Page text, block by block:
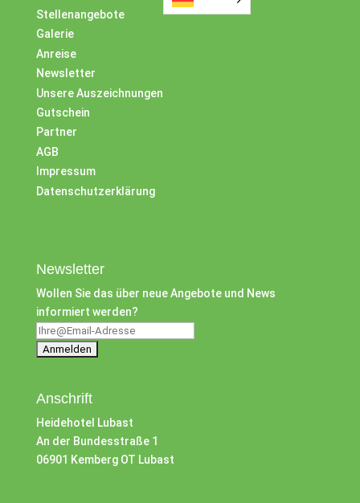
Stellenangebote
Galerie
Anreise
Newsletter
Unsere Auszeichnungen
Gutschein
Partner
AGB
Impressum
Datenschutzerklärung
Newsletter
Wollen Sie das über neue Angebote und News
informiert werden?
Anschrift
Heidehotel Lubast
An der Bundesstraße 1
06901 Kemberg OT Lubast